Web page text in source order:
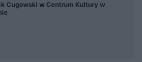
Cugowski w Centrum Kultury w